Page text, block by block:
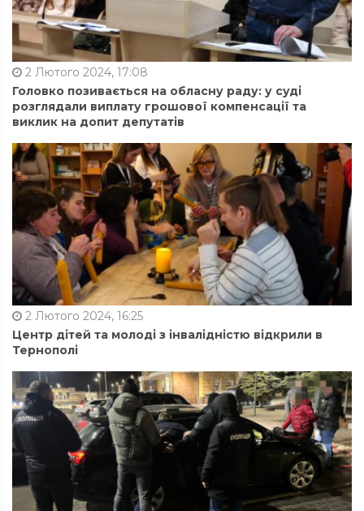
2 Лютого 2024, 17:08
Головко позивається на обласну раду: у суді
розглядали виплату грошової компенсації та
виклик на допит депутатів
2 Лютого 2024, 16:25
Центр дітей та молоді з інвалідністю відкрили в
Тернополі